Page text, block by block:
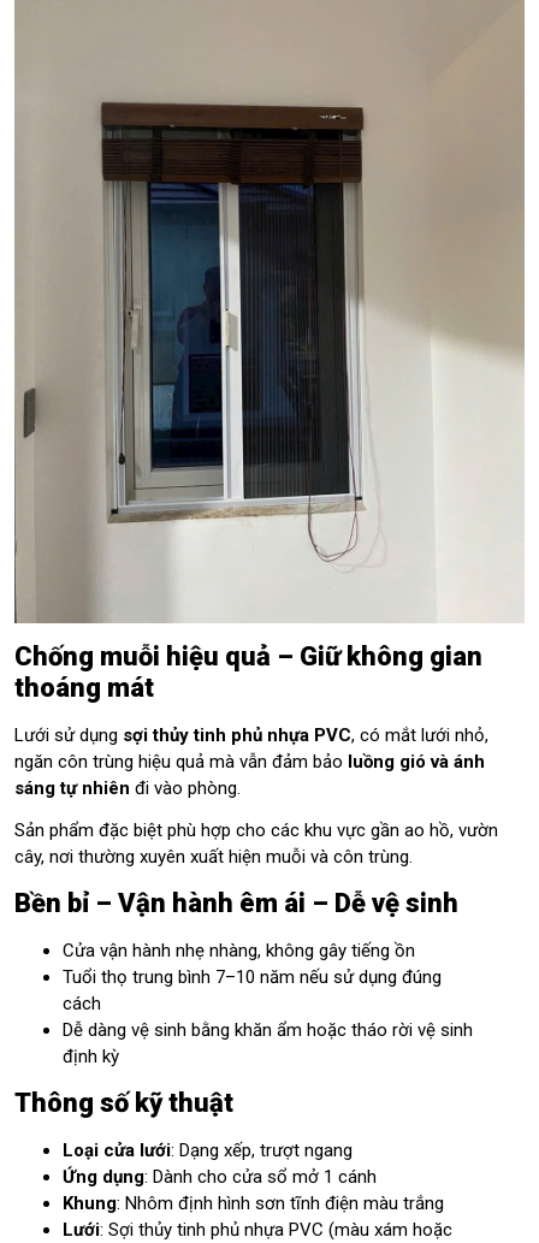
Chống muỗi hiệu quả – Giữ không gian
thoáng mát
Lưới sử dụng sợi thủy tinh phủ nhựa PVC, có mắt lưới nhỏ,
ngăn côn trùng hiệu quả mà vẫn đảm bảo luồng gió và ánh
sáng tự nhiên đi vào phòng.
Sản phẩm đặc biệt phù hợp cho các khu vực gần ao hồ, vườn
cây, nơi thường xuyên xuất hiện muỗi và côn trùng.
Bền bỉ – Vận hành êm ái – Dễ vệ sinh
Cửa vận hành nhẹ nhàng, không gây tiếng ồn
Tuổi thọ trung bình 7–10 năm nếu sử dụng đúng
cách
Dễ dàng vệ sinh bằng khăn ẩm hoặc tháo rời vệ sinh
định kỳ
Thông số kỹ thuật
Loại cửa lưới: Dạng xếp, trượt ngang
Ứng dụng: Dành cho cửa sổ mở 1 cánh
Khung: Nhôm định hình sơn tĩnh điện màu trắng
Lưới: Sợi thủy tinh phủ nhựa PVC (màu xám hoặc